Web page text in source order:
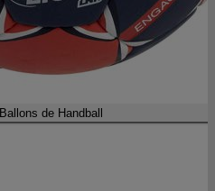
Ballons de Handball